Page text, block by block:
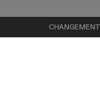
CHANGEMENT